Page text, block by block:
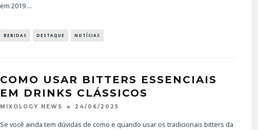
em 2019 ...
BEBIDAS DESTAQUE NOTÍCIAS
COMO USAR BITTERS ESSENCIAIS
EM DRINKS CLÁSSICOS
MIXOLOGY NEWS 24/06/2025
Se você ainda tem dúvidas de como e quando usar os tradicionais bitters da